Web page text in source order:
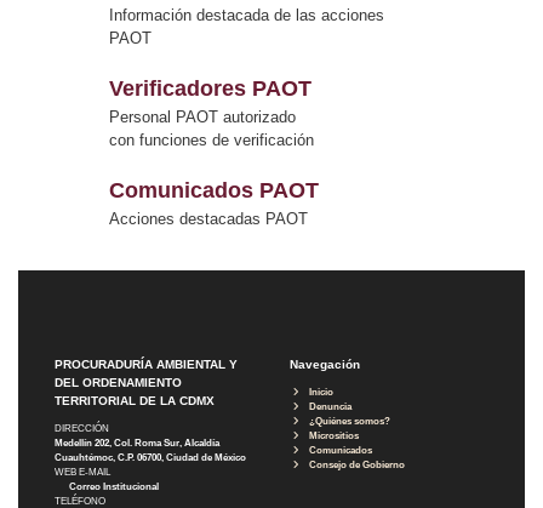
Información destacada de las acciones
PAOT
Verificadores PAOT
Personal PAOT autorizado
con funciones de verificación
Comunicados PAOT
Acciones destacadas PAOT
PROCURADURÍA AMBIENTAL Y
DEL ORDENAMIENTO
TERRITORIAL DE LA CDMX
DIRECCIÓN
Medellín 202, Col. Roma Sur, Alcaldía
Cuauhtémoc, C.P. 06700, Ciudad de México
WEB E-MAIL
Correo Institucional
TELÉFONO
Navegación
Inicio
Denuncia
¿Quiénes somos?
Micrositios
Comunicados
Consejo de Gobierno